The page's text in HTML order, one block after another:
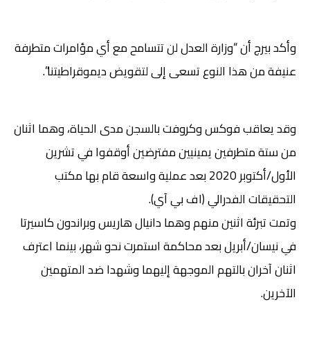
وأكد بيرج أن “وزارة العدل لن تتسامح مع أي مؤامرات متطرفة
عنيفة من هذا النوع تسعى إلى لتقويض ديموقراطيتنا”.
وقد يعاقب فوكس وكروفت بالسجن مدى الحياة، وهما اثنان
من ستة متطرفين يمينيين مفترضين أوقفوا في تشرين
الأول/أكتوبر 2020 بعد عملية واسعة قام بها مكتب
التحقيقات الفدرالي (اف بي آي).
وتمت تبرئة اثنين منهم وهما دانيال هاريس وبراندون كاسيرتا
في نيسان/أبريل بعد محاكمة استمرت نحو شهر، بينما اعترف
اثنان آخران بالتهم الموجهة إليهما وشهدا ضد المتهمين
الآخرين.